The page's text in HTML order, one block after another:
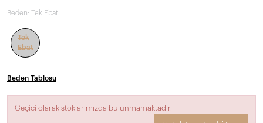
Beden: Tek Ebat
Tek
Ebat
Beden Tablosu
Geçici olarak stoklarımızda bulunmamaktadır.